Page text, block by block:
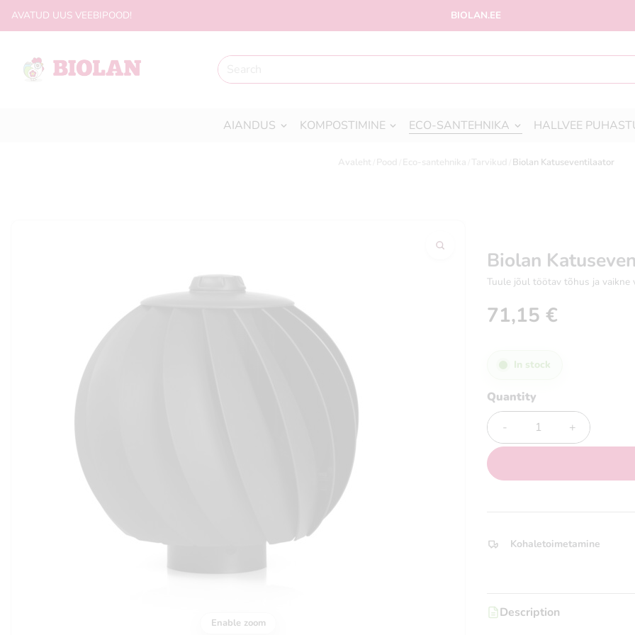
AVATUD UUS VEEBIPOOD! BIOLAN.EE
AIANDUS KOMPOSTIMINE ECO-SANTEHNIKA HALLVEE
Avaleht Pood Eco-santehnika Tarvikud Biolan Katuseventilaator
Enable zoom
Biolan
Tuule jõul töötav tõhus ja vaikne
71,15 €
In stock
Quantity
Quantity
Kohaletoimetamine
Description